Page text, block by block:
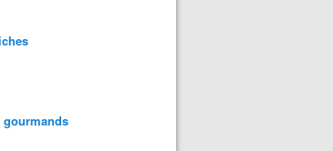
au fromage frais (Pască fără aluat) -
gourmands